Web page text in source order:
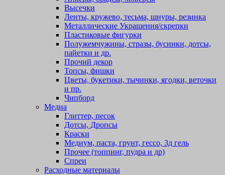
Высечки
Ленты, кружево, тесьма, шнуры, резинка
Металлические Украшения/скрепки
Пластиковые фигурки
Полужемчужины, стразы, бусинки, дотсы,
пайетки и др.
Прочий декор
Топсы, фишки
Цветы, букетики, тычинки, ягодки, веточки
и пр.
Чипборд
Медиа
Глиттер, песок
Дотсы, Дропсы
Краски
Медиум, паста, грунт, гессо, 3д гель
Прочее (топпинг, пудра и др)
Спреи
Расходные материалы